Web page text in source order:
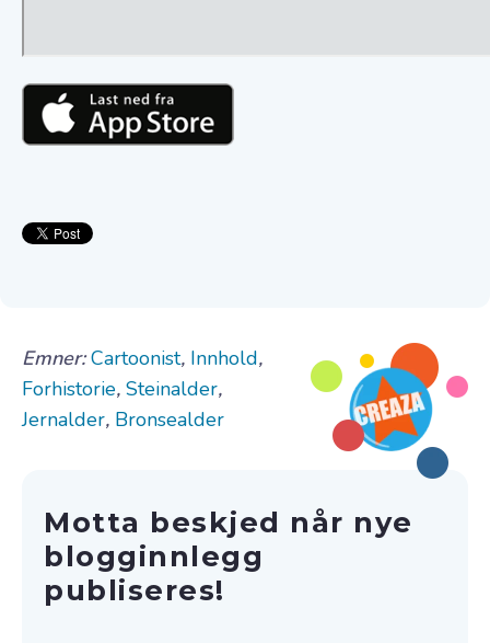
Emner:Cartoonist, Innhold,
Forhistorie, Steinalder,
Jernalder, Bronsealder
Motta beskjed når nye
blogginnlegg
publiseres!